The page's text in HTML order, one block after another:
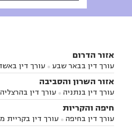
אזור הדרום
עורך דין בבאר שבע  עורך דין
באשקלון
עורך דין בבאר טוביה
עורך דין בניר הבנים עורך דין בערד
זיקים
עורך דין בנתיבות עורך
אזור השרון והסביבה
עורך דין בנתניה  עורך דין בהרצליה
עורך דין בחדרה עורך דין בכפר
השרון
עורך דין באבן יהודה
עורך דין בחריש עורך דין בקיסריה
חיפה והקריות
עורך דין בחיפה  עורך דין בקריית
בקרית מוצקין
עורך דין בקריית